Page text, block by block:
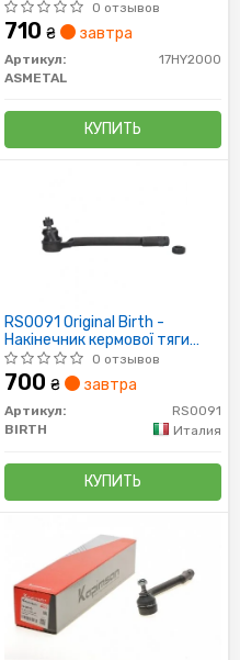
0 отзывов
710 ₴ завтра
Артикул:
17HY2000
ASMETAL
КУПИТЬ
RS0091 Original Birth -
Накінечник кермової тяги
#HYUNDAI i30 07- KIA CEE\'D
06- PRO CEE\'D 08-
0 отзывов
700 ₴ завтра
Артикул:
RS0091
BIRTH
Италия
КУПИТЬ